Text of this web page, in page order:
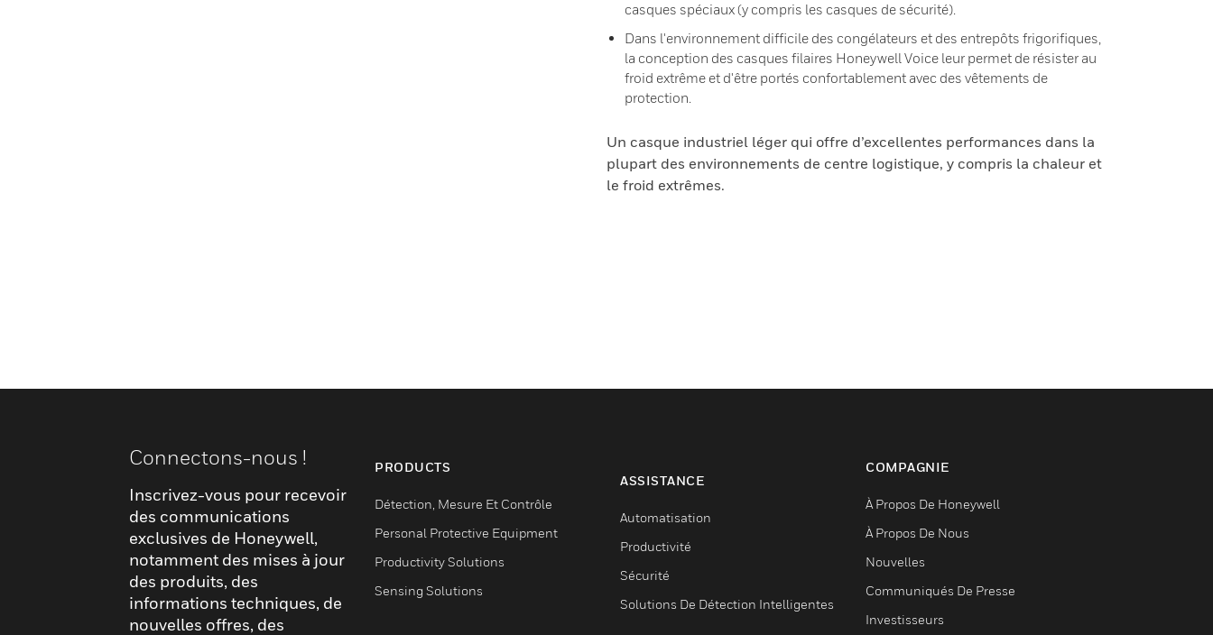
casques spéciaux (y compris les casques de sécurité).
Dans l'environnement difficile des congélateurs et des entrepôts frigorifiques,
la conception des casques filaires Honeywell Voice leur permet de résister au
froid extrême et d'être portés confortablement avec des vêtements de
protection.
Un casque industriel léger qui offre d’excellentes performances dans la
plupart des environnements de centre logistique, y compris la chaleur et
le froid extrêmes.
Connectons-nous !
Inscrivez-vous pour recevoir
des communications
exclusives de Honeywell,
notamment des mises à jour
des produits, des
informations techniques, de
nouvelles offres, des
PRODUCTS
Détection, Mesure Et Contrôle
Personal Protective Equipment
Productivity Solutions
Sensing Solutions
ASSISTANCE
Automatisation
Productivité
Sécurité
Solutions De Détection Intelligentes
COMPAGNIE
À Propos De Honeywell
À Propos De Nous
Nouvelles
Communiqués De Presse
Investisseurs